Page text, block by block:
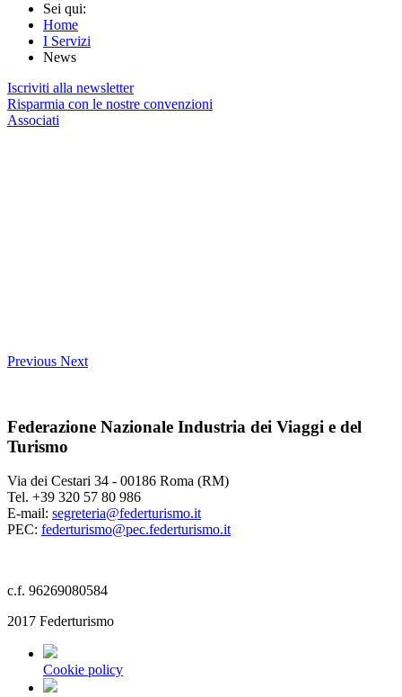
Sei qui:
Home
I Servizi
News
Iscriviti alla newsletter
Risparmia con le nostre convenzioni
Associati
Previous Next
Federazione Nazionale Industria dei Viaggi e del
Turismo
Via dei Cestari 34 - 00186 Roma (RM)
Tel. +39 320 57 80 986
E-mail: segreteria@federturismo.it
PEC: federturismo@pec.federturismo.it
c.f. 96269080584
2017 Federturismo
Cookie policy